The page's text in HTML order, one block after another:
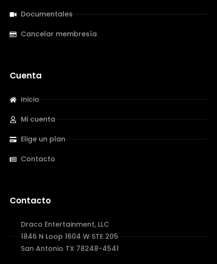
Documentales
Cancelar membresía
Cuenta
Inicio
Mi cuenta
Elige un plan
Contacto
Contacto
Draco Entertainment, LLC
1846 N Loop 1604 W STE 205
San Antonio TX 78248-4541